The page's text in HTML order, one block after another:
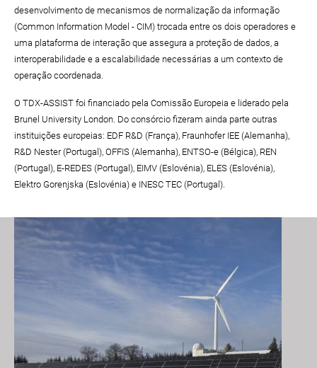
desenvolvimento de mecanismos de normalização da informação
(Common Information Model - CIM) trocada entre os dois operadores e
uma plataforma de interação que assegura a proteção de dados, a
interoperabilidade e a escalabilidade necessárias a um contexto de
operação coordenada.
O TDX-ASSIST foi financiado pela Comissão Europeia e liderado pela
Brunel University London. Do consórcio fizeram ainda parte outras
instituições europeias: EDF R&D (França), Fraunhofer IEE (Alemanha),
R&D Nester (Portugal), OFFIS (Alemanha), ENTSO-e (Bélgica), REN
(Portugal), E-REDES (Portugal), EIMV (Eslovénia), ELES (Eslovénia),
Elektro Gorenjska (Eslovénia) e INESC TEC (Portugal).